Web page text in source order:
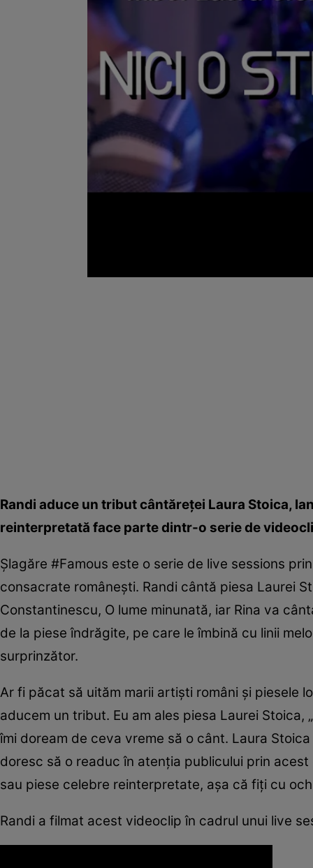
Randi aduce un tribut cântăreţei Laura Stoica,
reinterpretată face parte dintr-o serie de
Şlagăre #Famous este o serie de live sessions
consacrate româneşti. Randi cântă piesa Laurei
Constantinescu, O lume minunată, iar Rina va
de la piese îndrăgite, pe care le îmbină cu linii
surprinzător.
Ar fi păcat să uităm marii artişti români şi piesele
aducem un tribut. Eu am ales piesa Laurei
îmi doream de ceva vreme să o cânt. Laura
doresc să o readuc în atenţia publicului prin
sau piese celebre reinterpretate, aşa că fiţi cu
Randi a filmat acest videoclip în cadrul unui live